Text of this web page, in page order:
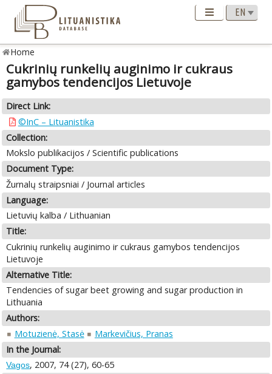
Home
Cukrinių runkelių auginimo ir cukraus
gamybos tendencijos Lietuvoje
Direct Link:
©InC – Lituanistika
Collection:
Mokslo publikacijos / Scientific publications
Document Type:
Žurnalų straipsniai / Journal articles
Language:
Lietuvių kalba / Lithuanian
Title:
Cukrinių runkelių auginimo ir cukraus gamybos tendencijos
Lietuvoje
Alternative Title:
Tendencies of sugar beet growing and sugar production in
Lithuania
Authors:
Motuzienė, Stasė
Markevičius, Pranas
In the Journal:
Vagos, 2007, 74 (27), 60-65